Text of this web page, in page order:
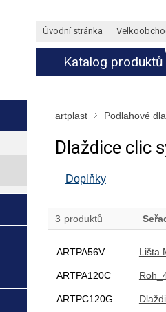
Úvodní stránka
Katalog produktů
artplast Podlahové
Dlaždice clic
Doplňky
produktů
3
ARTPA56V Lišta
ARTPA120C
ARTPC120G